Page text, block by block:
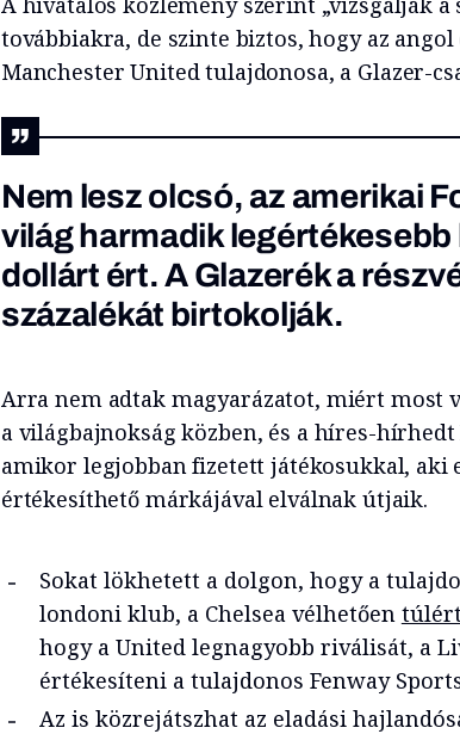
továbbiakra, de szinte biztos, hogy az
Manchester United tulajdonosa, a Glazer-
Nem lesz olcsó, az amerikai
világ harmadik
dollárt ért. A Glazerék a
százalékát birtokolják.
Arra nem adtak magyarázatot, miért most
a világbajnokság közben, és a híres-
amikor legjobban fizetett játékosukkal, aki
értékesíthető márkájával elválnak útjaik.
Sokat lökhetett a dolgon, hogy a
londoni klub, a Chelsea vélhetően
hogy a United legnagyobb riválisát, a
értékesíteni a tulajdonos Fenway
Az is közrejátszhat az eladási